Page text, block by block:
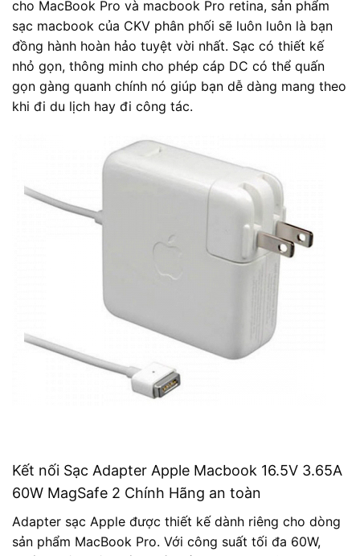
cho MacBook Pro và macbook Pro retina, sản phẩm
sạc macbook của CKV phân phối sẽ luôn luôn là bạn
đồng hành hoàn hảo tuyệt vời nhất. Sạc có thiết kế
nhỏ gọn, thông minh cho phép cáp DC có thể quấn
gọn gàng quanh chính nó giúp bạn dễ dàng mang theo
khi đi du lịch hay đi công tác.
Kết nối Sạc Adapter Apple Macbook 16.5V 3.65A
60W MagSafe 2 Chính Hãng an toàn
Adapter sạc Apple được thiết kế dành riêng cho dòng
sản phẩm MacBook Pro. Với công suất tối đa 60W,